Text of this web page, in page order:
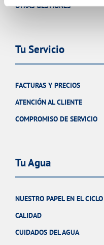
OTRAS GESTIONES
Tu Servicio
FACTURAS Y PRECIOS
ATENCIÓN AL CLIENTE
COMPROMISO DE SERVICIO
Tu Agua
NUESTRO PAPEL EN EL
CALIDAD
CUIDADOS DEL AGUA